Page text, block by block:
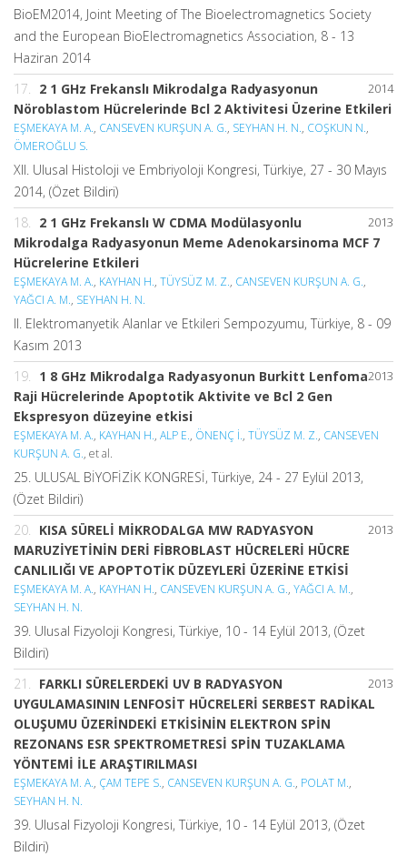
BioEM2014, Joint Meeting of The Bioelectromagnetics Society
and the European BioElectromagnetics Association, 8 - 13
Haziran 2014
2014
17. 2 1 GHz Frekanslı Mikrodalga Radyasyonun
Nöroblastom Hücrelerinde Bcl 2 Aktivitesi Üzerine Etkileri
EŞMEKAYA M. A., CANSEVEN KURŞUN A. G., SEYHAN H. N., COŞKUN N.,
ÖMEROĞLU S.
XII. Ulusal Histoloji ve Embriyoloji Kongresi, Türkiye, 27 - 30 Mayıs
2014, (Özet Bildiri)
2013
18. 2 1 GHz Frekanslı W CDMA Modülasyonlu
Mikrodalga Radyasyonun Meme Adenokarsinoma MCF 7
Hücrelerine Etkileri
EŞMEKAYA M. A., KAYHAN H., TÜYSÜZ M. Z., CANSEVEN KURŞUN A. G.,
YAĞCI A. M., SEYHAN H. N.
II. Elektromanyetik Alanlar ve Etkileri Sempozyumu, Türkiye, 8 - 09
Kasım 2013
2013
19. 1 8 GHz Mikrodalga Radyasyonun Burkitt Lenfoma
Raji Hücrelerinde Apoptotik Aktivite ve Bcl 2 Gen
Ekspresyon düzeyine etkisi
EŞMEKAYA M. A., KAYHAN H., ALP E., ÖNENÇ İ., TÜYSÜZ M. Z., CANSEVEN
KURŞUN A. G., et al.
25. ULUSAL BİYOFİZİK KONGRESİ, Türkiye, 24 - 27 Eylül 2013,
(Özet Bildiri)
2013
20. KISA SÜRELİ MİKRODALGA MW RADYASYON
MARUZİYETİNİN DERİ FİBROBLAST HÜCRELERİ HÜCRE
CANLILIĞI VE APOPTOTİK DÜZEYLERİ ÜZERİNE ETKİSİ
EŞMEKAYA M. A., KAYHAN H., CANSEVEN KURŞUN A. G., YAĞCI A. M.,
SEYHAN H. N.
39. Ulusal Fizyoloji Kongresi, Türkiye, 10 - 14 Eylül 2013, (Özet
Bildiri)
2013
21. FARKLI SÜRELERDEKİ UV B RADYASYON
UYGULAMASININ LENFOSİT HÜCRELERİ SERBEST RADİKAL
OLUŞUMU ÜZERİNDEKİ ETKİSİNİN ELEKTRON SPİN
REZONANS ESR SPEKTROMETRESİ SPİN TUZAKLAMA
YÖNTEMİ İLE ARAŞTIRILMASI
EŞMEKAYA M. A., ÇAM TEPE S., CANSEVEN KURŞUN A. G., POLAT M.,
SEYHAN H. N.
39. Ulusal Fizyoloji Kongresi, Türkiye, 10 - 14 Eylül 2013, (Özet
Bildiri)